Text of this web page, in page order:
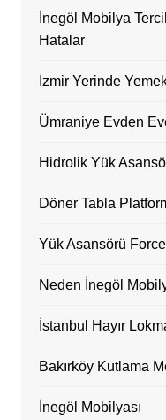
İnegöl Mobilya
Hatalar
İzmir Yerinde
Ümraniye Evden
Hidrolik Yük
Döner Tabla
Yük Asansörü
Neden İnegöl
İstanbul Hayır
Bakırköy Kutlama
İnegöl Mobilyası